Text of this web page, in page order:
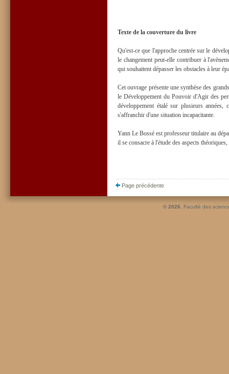
Texte de la couverture du livre
Qu'est-ce que l'approche centrée sur le
le changement peut-elle contribuer à
qui souhaitent dépasser les obstacles à leur
Cet ouvrage présente une synthèse des
le Développement du Pouvoir d'Agir des
développement étalé sur plusieurs
s'affranchir d'une situation incapacitante.
Yann Le Bossé est professeur titulaire au
il se consacre à l'étude des aspects
Page précédente
© 2026. Faculté des